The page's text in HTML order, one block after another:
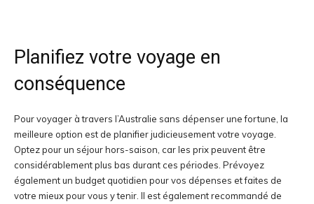
Planifiez votre voyage en
conséquence
Pour voyager à travers l’Australie sans dépenser une fortune, la
meilleure option est de planifier judicieusement votre voyage.
Optez pour un séjour hors-saison, car les prix peuvent être
considérablement plus bas durant ces périodes. Prévoyez
également un budget quotidien pour vos dépenses et faites de
votre mieux pour vous y tenir. Il est également recommandé de